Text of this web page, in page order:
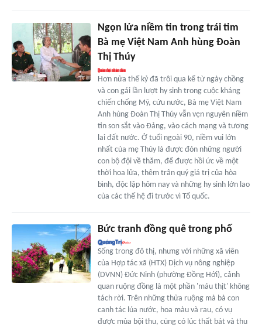
Ngọn lửa niềm tin trong trái tim
Bà mẹ Việt Nam Anh hùng Đoàn
Thị Thúy
Hơn nửa thế kỷ đã trôi qua kể từ ngày chồng
và con gái lần lượt hy sinh trong cuộc kháng
chiến chống Mỹ, cứu nước, Bà mẹ Việt Nam
Anh hùng Đoàn Thị Thúy vẫn vẹn nguyên niềm
tin son sắt vào Đảng, vào cách mạng và tương
lai đất nước. Ở tuổi ngoài 90, niềm vui lớn
nhất của mẹ Thúy là được đón những người
con bộ đội về thăm, để được hồi ức về một
thời hoa lửa, thêm trân quý giá trị của hòa
bình, độc lập hôm nay và những hy sinh lớn lao
của các thế hệ đi trước vì Tổ quốc.
Bức tranh đồng quê trong phố
Sống trong đô thị, nhưng với những xã viên
của Hợp tác xã (HTX) Dịch vụ nông nghiệp
(DVNN) Đức Ninh (phường Đồng Hới), cảnh
quan ruộng đồng là một phần 'máu thịt' không
tách rời. Trên những thửa ruộng mà bà con
canh tác lúa nước, hoa màu và rau, có vụ
được mùa bội thu, cũng có lúc thất bát và thu